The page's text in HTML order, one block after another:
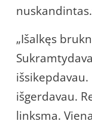
„Išalkęs
išgerdavau.
linksma.